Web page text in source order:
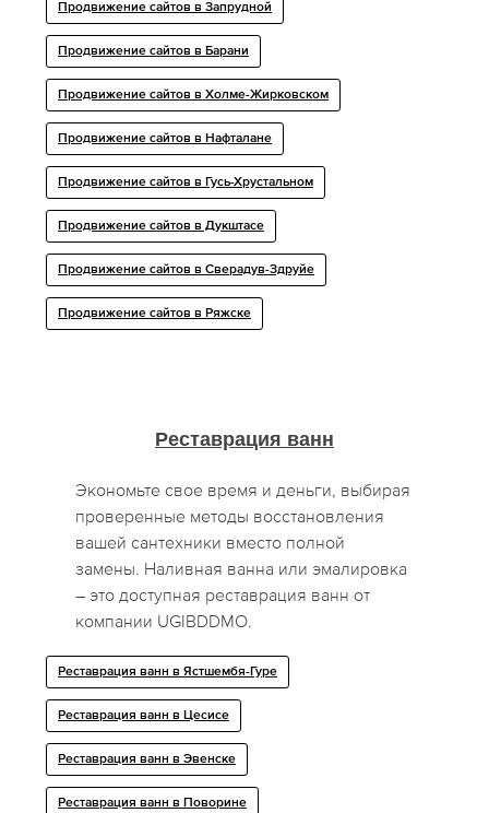
Продвижение сайтов в Запрудной
Продвижение сайтов в Барани
Продвижение сайтов в Холме-Жирковском
Продвижение сайтов в Нафталане
Продвижение сайтов в Гусь-Хрустальном
Продвижение сайтов в Дукштасе
Продвижение сайтов в Сверадув-Здруйе
Продвижение сайтов в Ряжске
Реставрация ванн
Экономьте свое время и деньги, выбирая
проверенные методы восстановления
вашей сантехники вместо полной
замены. Наливная ванна или эмалировка
– это доступная реставрация ванн от
компании UGIBDDMO.
Реставрация ванн в Ястшембя-Гуре
Реставрация ванн в Цесисе
Реставрация ванн в Эвенске
Реставрация ванн в Поворине